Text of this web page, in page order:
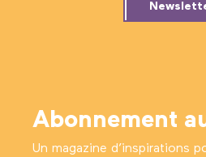
Abonnement
Un magazine d’inspirations